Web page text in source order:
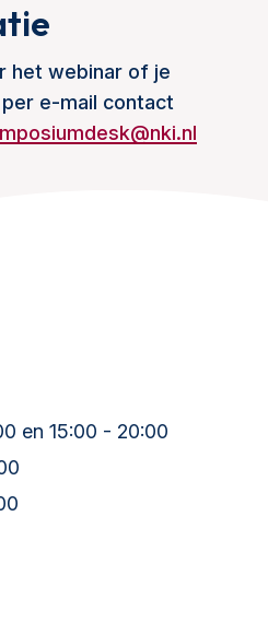
het webinar of je
e-mail contact
en 15:00 - 20:00